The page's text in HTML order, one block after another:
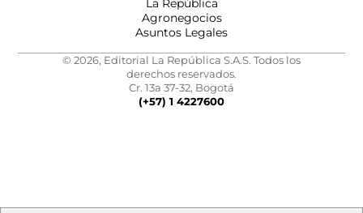
La República
Agronegocios
Asuntos Legales
© 2026, Editorial La República S.A.S. Todos los
derechos reservados.
Cr. 13a 37-32, Bogotá
(+57) 1 4227600